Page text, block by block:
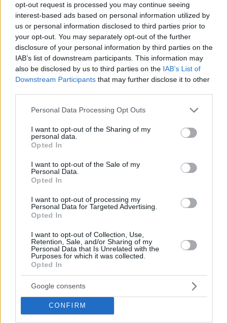
opt-out request is processed you may continue seeing
interest-based ads based on personal information utilized by
us or personal information disclosed to third parties prior to
your opt-out. You may separately opt-out of the further
disclosure of your personal information by third parties on the
IAB’s list of downstream participants. This information may
also be disclosed by us to third parties on the IAB’s List of
Downstream Participants that may further disclose it to other
Please note that this website/app uses one or more Google
not limited to your visit or usage behaviour. You may click to
grant or deny consent to Google and its third-party tags to
use your data for below specified purposes in below Google
consent section.
Personal Data Processing Opt Outs
I want to opt-out of the Sharing of my
personal data.
Opted In
I want to opt-out of the Sale of my
Personal Data.
Opted In
I want to opt-out of processing my
Personal Data for Targeted Advertising.
Opted In
I want to opt-out of Collection, Use,
Retention, Sale, and/or Sharing of my
Personal Data that Is Unrelated with the
Purposes for which it was collected.
Opted In
Google consents
CONFIRM
Κοινοποιήστε